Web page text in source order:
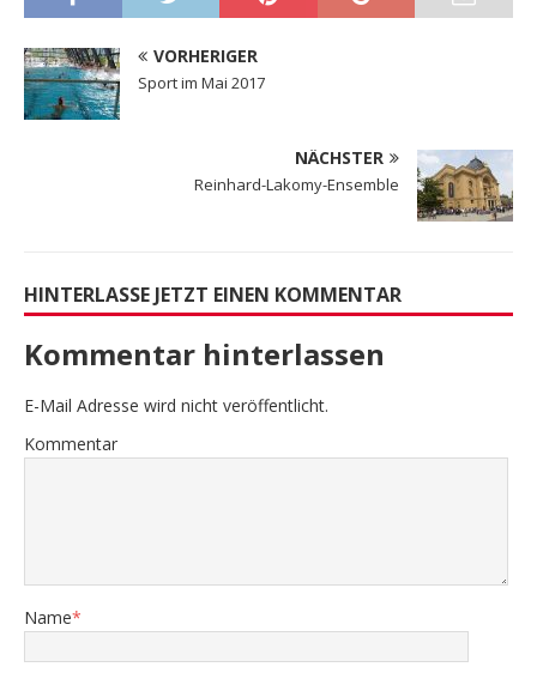
VORHERIGER
Sport im Mai 2017
NÄCHSTER
Reinhard-Lakomy-Ensemble
HINTERLASSE JETZT EINEN KOMMENTAR
Kommentar hinterlassen
E-Mail Adresse wird nicht veröffentlicht.
Kommentar
Name*